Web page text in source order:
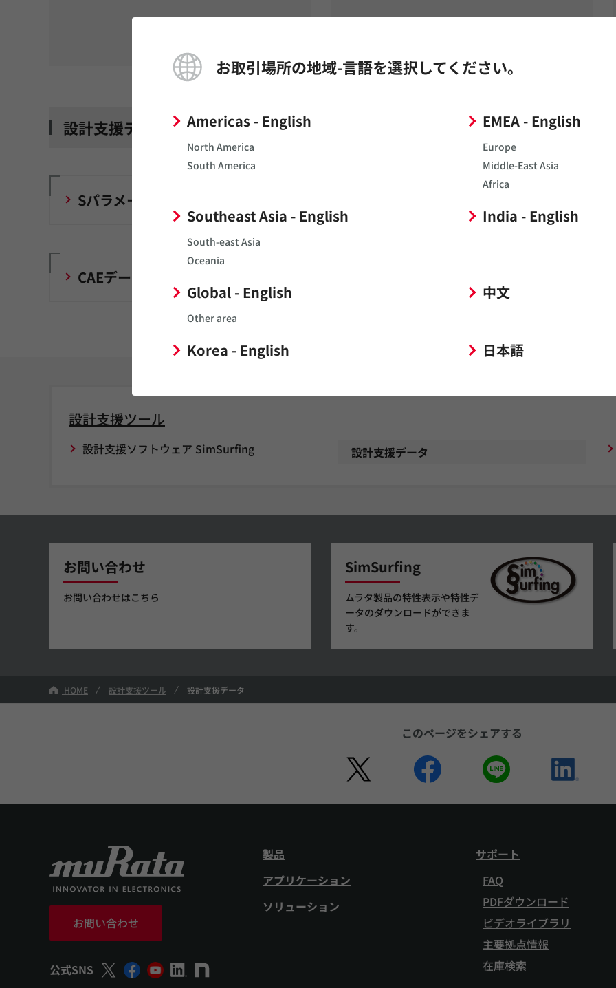
お取引場所の地域-言語を選択してください。
Americas - English
North America
South America
EMEA - English
Europe
Middle-East Asia
Africa
Southeast Asia - English
South-east Asia
Oceania
India - English
Global - English
Other area
中文
Korea - English 日本語
設計支援データ一覧
Sパラメータ
CAEデータ
設計支援ツール
設計支援ソフトウェア SimSurfing 設計支援データ
お問い合わせ
お問い合わせはこちら
SimSurfing
ムラタ製品の特性表示や特性デ
ータのダウンロードができま
す。
HOME 設計支援ツール 設計支援データ
このページをシェアする
お問い合わせ
公式SNS
製品
アプリケーション
ソリューション
サポート
FAQ
PDFダウンロード
ビデオライブラリ
主要拠点情報
在庫検索